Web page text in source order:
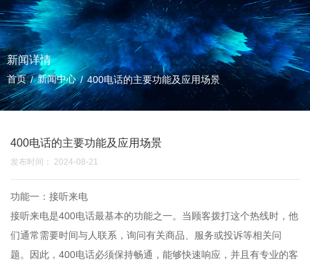
新闻详情
首页/新闻中心 /400电话的主要功能及应用场景
400电话的主要功能及应用场景
发布时间： 2024-08-21
功能一：接听来电
接听来电是400电话最基本的功能之一。当顾客拨打这个热线时，他
们通常需要时间与人联系，询问有关商品、服务或投诉等相关问
题。因此，400电话必须保持畅通，能够快速响应，并且有专业的客